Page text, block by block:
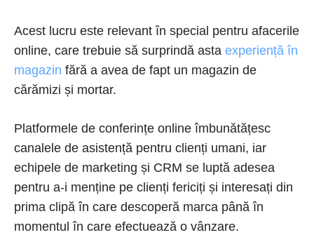
Acest lucru este relevant în special pentru afacerile
online, care trebuie să surprindă asta experiență în
magazin fără a avea de fapt un magazin de
cărămizi și mortar.
Platformele de conferințe online îmbunătățesc
canalele de asistență pentru clienți umani, iar
echipele de marketing și CRM se luptă adesea
pentru a-i menține pe clienți fericiți și interesați din
prima clipă în care descoperă marca până în
momentul în care efectuează o vânzare.